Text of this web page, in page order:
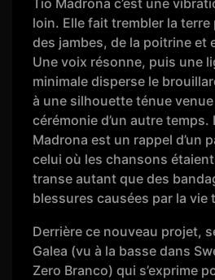
loin. Elle fait trembler la terre
des jambes, de la poitrine et
Une voix résonne, puis une
minimale disperse le
à une silhouette ténue
cérémonie d’un autre temps.
Madrona est un rappel d’un
celui où les chansons
transe autant que des
blessures causées par la
Derrière ce nouveau projet,
Galea (vu à la basse dans
Zero Branco) qui s’exprime